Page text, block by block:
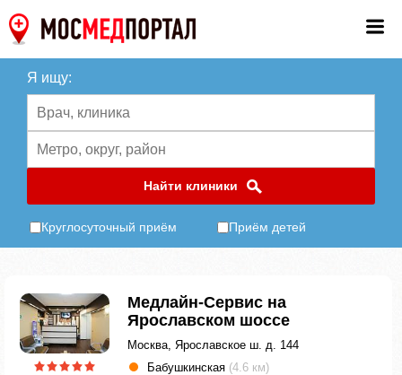
Я ищу:
Найти клиники
Круглосуточный приём Приём детей
Медлайн-Сервис на
Ярославском шоссе
Москва, Ярославское ш. д. 144
Бабушкинская (4.6 км)